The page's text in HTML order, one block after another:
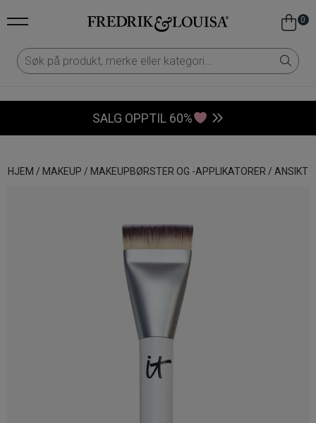
0
SALG OPPTIL 60%
HJEM / MAKEUP / MAKEUPBØRSTER OG -APPLIKATORER / ANSIKT